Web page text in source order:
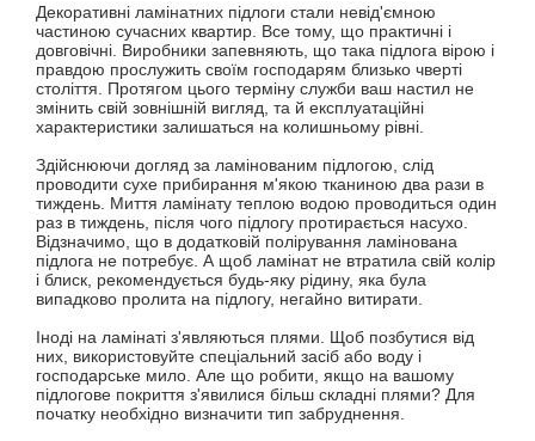
Декоративні ламінатних підлоги стали невід'ємною
частиною сучасних квартир. Все тому, що практичні і
довговічні. Виробники запевняють, що така підлога вірою і
правдою прослужить своїм господарям близько чверті
століття. Протягом цього терміну служби ваш настил не
змінить свій зовнішній вигляд, та й експлуатаційні
характеристики залишаться на колишньому рівні.
Здійснюючи догляд за ламінованим підлогою, слід
проводити сухе прибирання м'якою тканиною два рази в
тиждень. Миття ламінату теплою водою проводиться один
раз в тиждень, після чого підлогу протирається насухо.
Відзначимо, що в додатковій полірування ламінована
підлога не потребує. А щоб ламінат не втратила свій колір
і блиск, рекомендується будь-яку рідину, яка була
випадково пролита на підлогу, негайно витирати.
Іноді на ламінаті з'являються плями. Щоб позбутися від
них, використовуйте спеціальний засіб або воду і
господарське мило. Але що робити, якщо на вашому
підлогове покриття з'явилися більш складні плями? Для
початку необхідно визначити тип забруднення.